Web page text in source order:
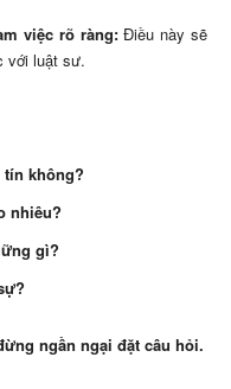
việc rõ ràng:Điều này sẽ
với luật sư.
tín không?
nhiêu?
gì?
ngần ngại đặt câu hỏi.